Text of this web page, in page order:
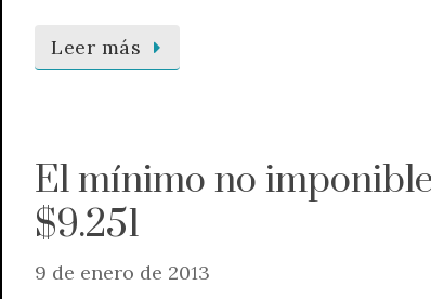
Leer más
El mínimo no
$9.251
9 de enero de 2013